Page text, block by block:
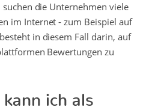
die Unternehmen viele
im Internet - zum Beispiel auf
in diesem Fall darin, auf
Bewertungen zu
ich als